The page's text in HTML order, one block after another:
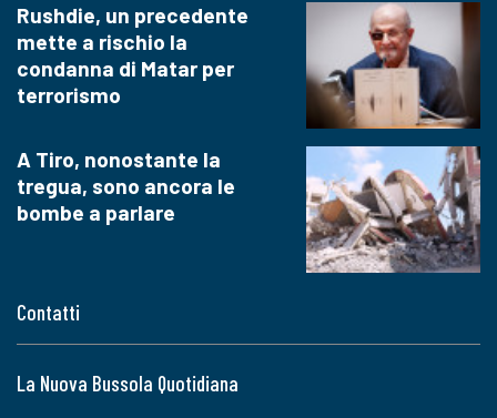
Contatti
La Nuova Bussola Quotidiana
Rushdie, un precedente
mette a rischio la
condanna di Matar per
terrorismo
A Tiro, nonostante la
tregua, sono ancora le
bombe a parlare